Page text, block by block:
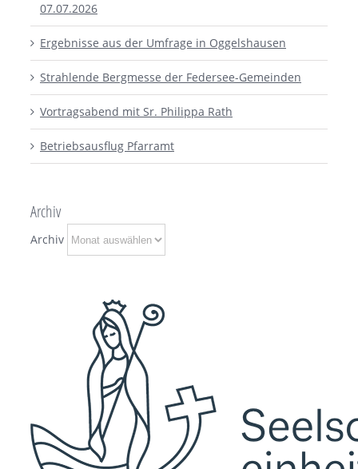
07.07.2026
Ergebnisse aus der Umfrage in Oggelshausen
Strahlende Bergmesse der Federsee-Gemeinden
Vortragsabend mit Sr. Philippa Rath
Betriebsausflug Pfarramt
Archiv
Archiv